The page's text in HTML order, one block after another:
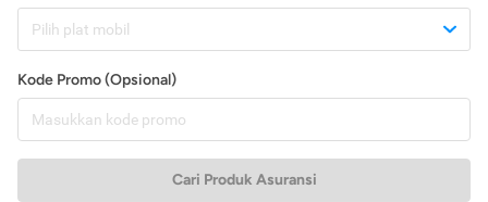
Pilih plat mobil
Kode Promo (Opsional)
Cari Produk Asuransi